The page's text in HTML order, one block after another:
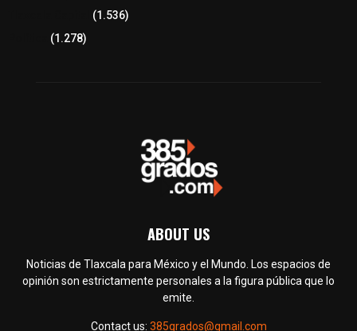
(1.536)
(1.278)
ABOUT US
Noticias de Tlaxcala para México y el Mundo. Los espacios de
opinión son estrictamente personales a la figura pública que lo
emite.
Contact us: 385grados@gmail.com